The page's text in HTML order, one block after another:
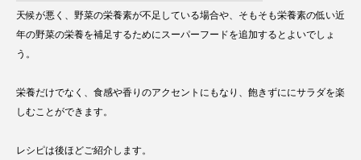
天候が悪く、野菜の栄養素が不足している場合や、そもそも栄養素の低い近
年の野菜の栄養を補足するためにスーパーフードを追加するとよいでしょ
う。
栄養だけでなく、食感や香りのアクセントにもなり、飽きずににサラダを楽
しむことができます。
レシピは後ほどご紹介します。